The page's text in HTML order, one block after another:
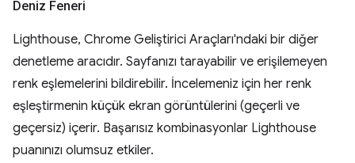
Deniz Feneri
Lighthouse, Chrome Geliştirici Araçları'ndaki bir diğer
denetleme aracıdır. Sayfanızı tarayabilir ve erişilemeyen
renk eşlemelerini bildirebilir. İncelemeniz için her renk
eşleştirmenin küçük ekran görüntülerini (geçerli ve
geçersiz) içerir. Başarısız kombinasyonlar Lighthouse
puanınızı olumsuz etkiler.